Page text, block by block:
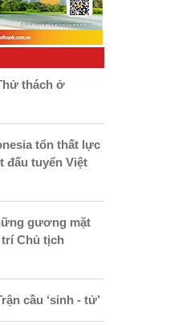
thách ở
tổn thất lực
tuyển Việt
gương mặt
Chủ tịch
cầu ‘sinh - tử’